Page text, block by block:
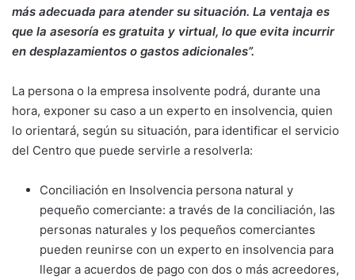
más adecuada para atender su situación. La ventaja es
que la asesoría es gratuita y virtual, lo que evita incurrir
en desplazamientos o gastos adicionales”.
La persona o la empresa insolvente podrá, durante una
hora, exponer su caso a un experto en insolvencia, quien
lo orientará, según su situación, para identificar el servicio
del Centro que puede servirle a resolverla:
Conciliación en Insolvencia persona natural y
pequeño comerciante: a través de la conciliación, las
personas naturales y los pequeños comerciantes
pueden reunirse con un experto en insolvencia para
llegar a acuerdos de pago con dos o más acreedores,